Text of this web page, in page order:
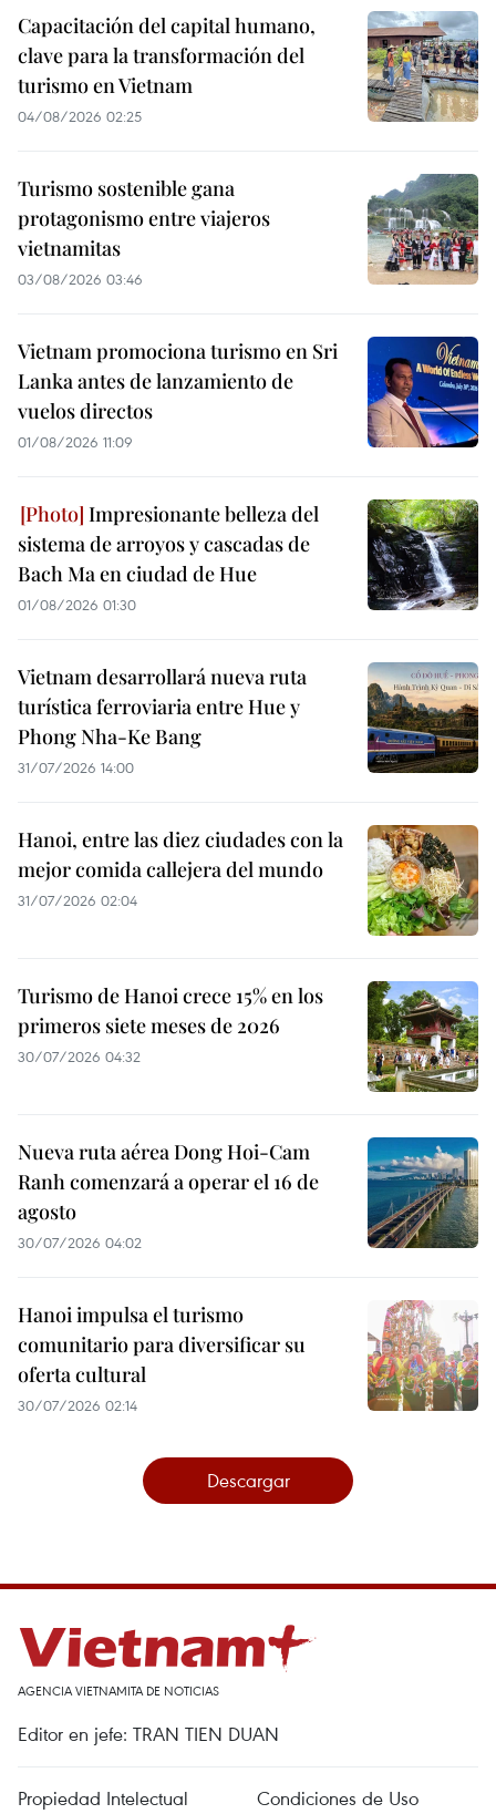
Capacitación del capital humano,
clave para la transformación del
turismo en Vietnam
04/08/2026 02:25
Turismo sostenible gana
protagonismo entre viajeros
vietnamitas
03/08/2026 03:46
Vietnam promociona turismo en Sri
Lanka antes de lanzamiento de
vuelos directos
01/08/2026 11:09
Impresionante belleza del
sistema de arroyos y cascadas de
Bach Ma en ciudad de Hue
01/08/2026 01:30
Vietnam desarrollará nueva ruta
turística ferroviaria entre Hue y
Phong Nha-Ke Bang
31/07/2026 14:00
Hanoi, entre las diez ciudades con la
mejor comida callejera del mundo
31/07/2026 02:04
Turismo de Hanoi crece 15% en los
primeros siete meses de 2026
30/07/2026 04:32
Nueva ruta aérea Dong Hoi-Cam
Ranh comenzará a operar el 16 de
agosto
30/07/2026 04:02
Hanoi impulsa el turismo
comunitario para diversificar su
oferta cultural
30/07/2026 02:14
Descargar
AGENCIA VIETNAMITA DE NOTICIAS
Editor en jefe: TRAN TIEN DUAN
Propiedad Intelectual Condiciones de Uso